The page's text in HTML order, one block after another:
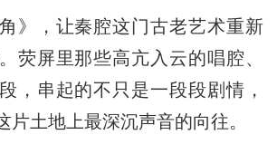
，让秦腔这门古老艺术重新
荧屏里那些高亢入云的唱腔、
，串起的不只是一段段剧情，
片土地上最深沉声音的向往。